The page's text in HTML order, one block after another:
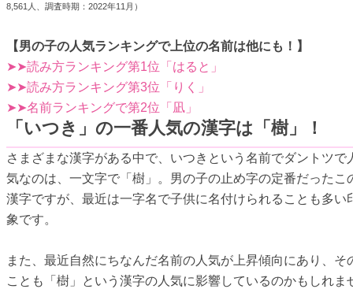
8,561人、調査時期：2022年11月）
【男の子の人気ランキングで上位の名前は他にも！】
➤➤読み方ランキング第1位「はると」
➤➤読み方ランキング第3位「りく」
➤➤名前ランキングで第2位「凪」
「いつき」の一番人気の漢字は「樹」！
さまざまな漢字がある中で、いつきという名前でダントツで
気なのは、一文字で「樹」。男の子の止め字の定番だったこ
漢字ですが、最近は一字名で子供に名付けられることも多い
象です。
また、最近自然にちなんだ名前の人気が上昇傾向にあり、そ
ことも「樹」という漢字の人気に影響しているのかもしれま